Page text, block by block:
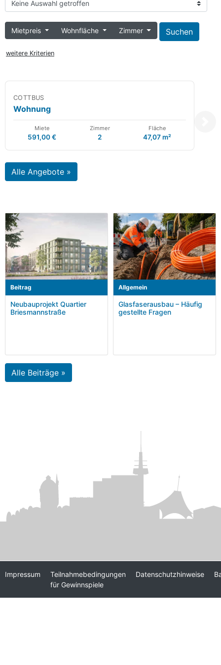
Keine Auswahl getroffen
Mietpreis Wohnfläche Zimmer
weitere Kriterien
COTTBUS
Wohnung
Miete
591,00 €
Zimmer
2
Fläche
47,07 m²
Alle Angebote »
Beitrag
Neubauprojekt Quartier
Briesmannstraße
Allgemein
Glasfaserausbau – Häufig
gestellte Fragen
Alle Beiträge »
Impressum
Teilnahmebedingungen
für Gewinnspiele
Datenschutzhinweise